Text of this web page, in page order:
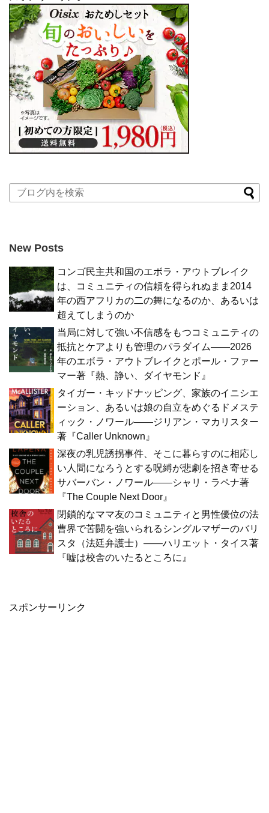
New Posts
コンゴ民主共和国のエボラ・アウトブレイク
は、コミュニティの信頼を得られぬまま2014
年の西アフリカの二の舞になるのか、あるいは
超えてしまうのか
当局に対して強い不信感をもつコミュニティの
抵抗とケアよりも管理のパラダイム――2026
年のエボラ・アウトブレイクとポール・ファー
マー著『熱、諍い、ダイヤモンド』
タイガー・キッドナッピング、家族のイニシエ
ーション、あるいは娘の自立をめぐるドメステ
ィック・ノワール――ジリアン・マカリスター
著『Caller Unknown』
深夜の乳児誘拐事件、そこに暮らすのに相応し
い人間になろうとする呪縛が悲劇を招き寄せる
サバーバン・ノワール――シャリ・ラペナ著
『The Couple Next Door』
閉鎖的なママ友のコミュニティと男性優位の法
曹界で苦闘を強いられるシングルマザーのバリ
スタ（法廷弁護士）――ハリエット・タイス著
『嘘は校舎のいたるところに』
スポンサーリンク